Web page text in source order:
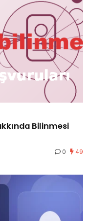
Bilinmesi
0 49